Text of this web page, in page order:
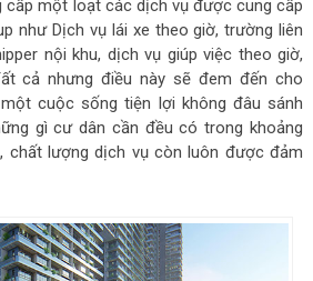
cấp một loạt các dịch vụ được cung cấp
như Dịch vụ lái xe theo giờ, trường liên
nội khu, dịch vụ giúp việc theo giờ,
cả nhưng điều này sẽ đem đến cho
cuộc sống tiện lợi không đâu sánh
gì cư dân cần đều có trong khoảng
chất lượng dịch vụ còn luôn được đảm